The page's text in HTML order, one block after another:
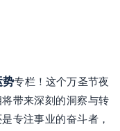
势专栏！这个万圣节夜
带来深刻的洞察与转
专注事业的奋斗者，